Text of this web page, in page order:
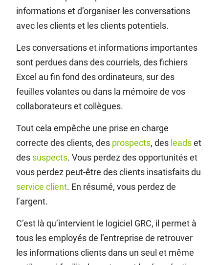
informations et d’organiser les conversations
avec les clients et les clients potentiels.
Les conversations et informations importantes
sont perdues dans des courriels, des fichiers
Excel au fin fond des ordinateurs, sur des
feuilles volantes ou dans la mémoire de vos
collaborateurs et collègues.
Tout cela empêche une prise en charge
correcte des clients, des prospects, des leadset
des suspects. Vous perdez des opportunités et
vous perdez peut-être des clients insatisfaits du
service client. En résumé, vous perdez de
l’argent.
C’est là qu’intervient le logiciel GRC, il permet à
tous les employés de l’entreprise de retrouver
les informations clients dans un seul et même